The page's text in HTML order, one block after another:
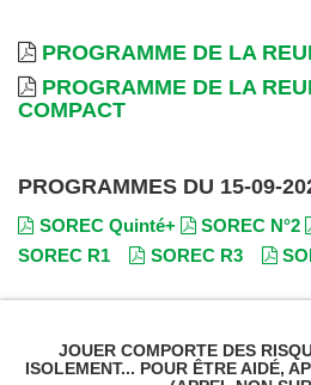
PROGRAMME DE LA
PROGRAMME DE LA
COMPACT
PROGRAMMES DU 15-09-
SOREC Quinté+ SOREC N°2
SOREC R1
SOREC R3
JOUER COMPORTE DES
ISOLEMENT... POUR ÊTRE AIDÉ,